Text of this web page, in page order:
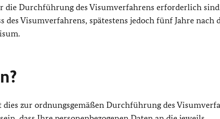
die Durchführung des Visumverfahrens erforderlich
des Visumverfahrens, spätestens jedoch fünf Jahre nach
zur ordnungsgemäßen Durchführung des